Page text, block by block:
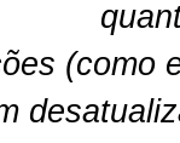
(como